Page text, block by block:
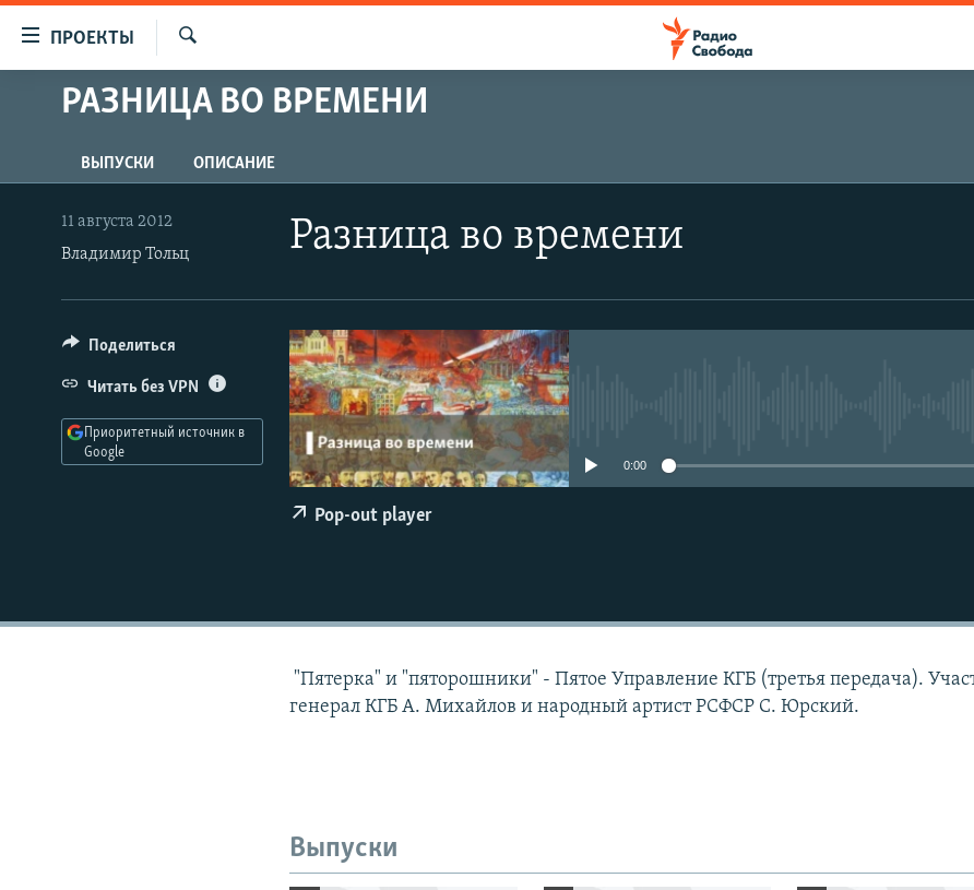
упрощенного
Вернуться
к
основному
содержанию
навигации
Вернутся
ПРОЕКТЫ
ПРОГРАММЫ
АВТОРСКИЕ ПРОЕКТЫ
ЦИТАТЫ СВОБОДЫ
МНЕНИЯ
КУЛЬТУРА
IDEL.РЕАЛИИ
КАВКАЗ.РЕАЛИИ
СЕВЕР.РЕАЛИИ
СИБИРЬ.РЕАЛИИ
РАЗНИЦА ВО ВРЕМЕНИ
ВЫПУСКИ ОПИСАНИЕ
Разница во времени
11 августа 2012
Владимир Тольц
0:00
Pop-out player
Поделиться
Читать без VPN
Приоритетный источник в
Google
"Пятерка" и "пяторошники" - Пятое Управление КГБ (третья передача).
генерал КГБ А. Михайлов и народный артист РСФСР С. Юрский.
Выпуски